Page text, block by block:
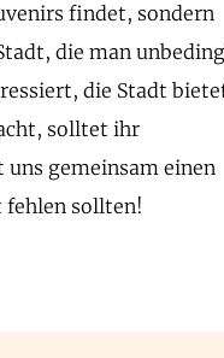
findet, sondern
die man
die Stadt
solltet ihr
gemeinsam einen
fehlen sollten!